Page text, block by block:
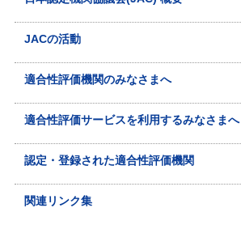
JACの活動
適合性評価機関のみなさまへ
適合性評価サービスを利用するみなさまへ
認定・登録された適合性評価機関
関連リンク集